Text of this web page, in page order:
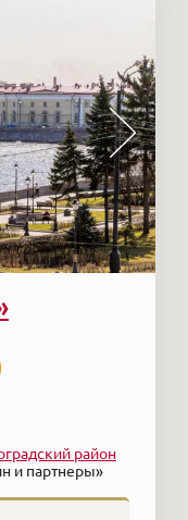
и партнеры»
район